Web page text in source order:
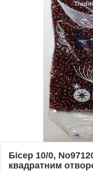
Бісер 10/0,
квадратним